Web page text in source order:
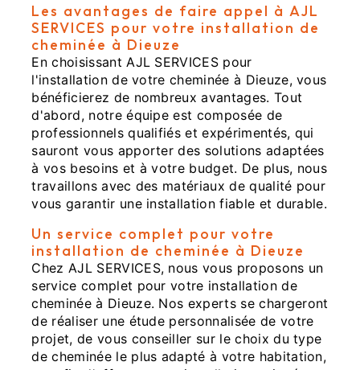
Les avantages de faire appel à AJL
SERVICES pour votre installation de
cheminée à Dieuze
En choisissant AJL SERVICES pour
l'installation de votre cheminée à Dieuze, vous
bénéficierez de nombreux avantages. Tout
d'abord, notre équipe est composée de
professionnels qualifiés et expérimentés, qui
sauront vous apporter des solutions adaptées
à vos besoins et à votre budget. De plus, nous
travaillons avec des matériaux de qualité pour
vous garantir une installation fiable et durable.
Un service complet pour votre
installation de cheminée à Dieuze
Chez AJL SERVICES, nous vous proposons un
service complet pour votre installation de
cheminée à Dieuze. Nos experts se chargeront
de réaliser une étude personnalisée de votre
projet, de vous conseiller sur le choix du type
de cheminée le plus adapté à votre habitation,